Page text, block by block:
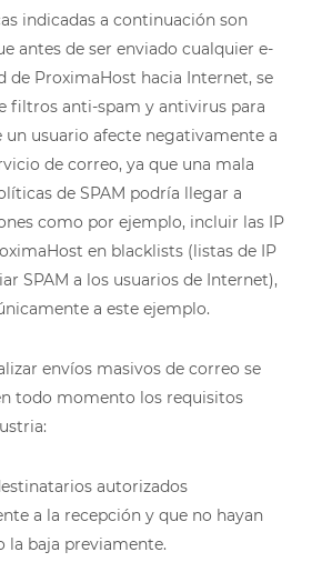
indicadas a continuación son
antes de ser enviado cualquier e-
de ProximaHost hacia Internet, se
filtros anti-spam y antivirus para
un usuario afecte negativamente a
de correo, ya que una mala
de SPAM podría llegar a
como por ejemplo, incluir las IP
en blacklists (listas de IP
SPAM a los usuarios de Internet),
a este ejemplo.
envíos masivos de correo se
todo momento los requisitos
autorizados
a la recepción y que no hayan
la baja previamente.